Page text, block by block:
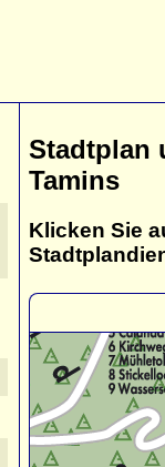
Stadtplan
Tamins
Klicken Sie